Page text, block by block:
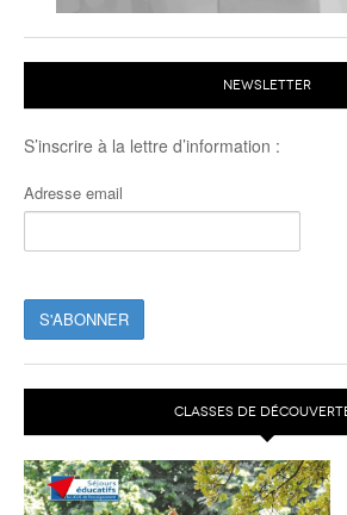
NEWSLETTER
S’inscrire à la lettre d’information :
Adresse email
CLASSES DE